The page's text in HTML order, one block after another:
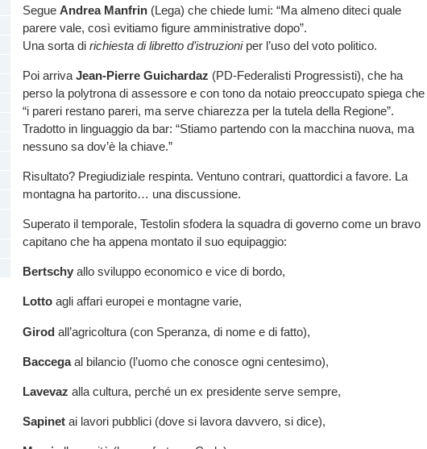
Segue Andrea Manfrin (Lega) che chiede lumi: “Ma almeno diteci quale
parere vale, così evitiamo figure amministrative dopo”.
Una sorta di richiesta di libretto d’istruzioniper l’uso del voto politico.
Poi arriva Jean-Pierre Guichardaz (PD-Federalisti Progressisti), che ha
perso la polytrona di assessore e con tono da notaio preoccupato spiega che
“i pareri restano pareri, ma serve chiarezza per la tutela della Regione”.
Tradotto in linguaggio da bar: “Stiamo partendo con la macchina nuova, ma
nessuno sa dov’è la chiave.”
Risultato? Pregiudiziale respinta. Ventuno contrari, quattordici a favore. La
montagna ha partorito… una discussione.
Superato il temporale, Testolin sfodera la squadra di governo come un bravo
capitano che ha appena montato il suo equipaggio:
Bertschy allo sviluppo economico e vice di bordo,
Lotto agli affari europei e montagne varie,
Girod all’agricoltura (con Speranza, di nome e di fatto),
Baccegaal bilancio (l’uomo che conosce ogni centesimo),
Lavevaz alla cultura, perché un ex presidente serve sempre,
Sapinet ai lavori pubblici (dove si lavora davvero, si dice),